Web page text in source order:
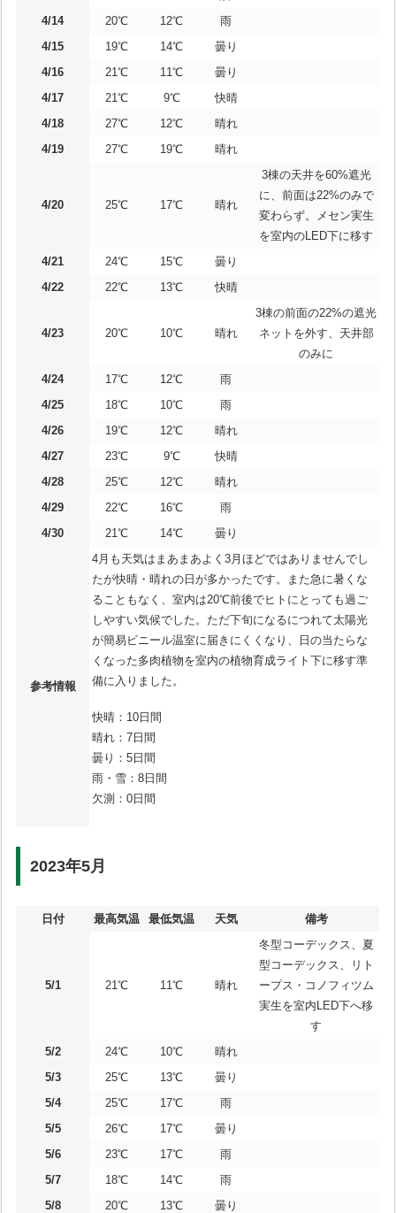
4/14
20℃ 12℃
雨
4/15
19℃ 14℃
曇り
4/16
21℃ 11℃
曇り
4/17
21℃ 9℃
快晴
4/18
27℃ 12℃
晴れ
4/19
27℃ 19℃ 晴れ
4/20 25℃ 17℃ 晴れ
3棟の天井を60%遮光
に、前面は22%のみで
変わらず。メセン実生
を室内のLED下に移す
4/21
24℃ 15℃
曇り
4/22
22℃ 13℃ 快晴
4/23 20℃ 10℃ 晴れ
3棟の前面の22%の遮光
ネットを外す、天井部
のみに
4/24
17℃ 12℃
雨
4/25
18℃ 10℃
雨
4/26
19℃ 12℃
晴れ
4/27
23℃ 9℃
快晴
4/28
25℃ 12℃
晴れ
4/29
22℃ 16℃
雨
4/30
21℃ 14℃ 曇り
参考情報
4月も天気はまあまあよく3月ほどではありませんでし
たが快晴・晴れの日が多かったです。また急に暑くな
ることもなく、室内は20℃前後でヒトにとっても過ご
しやすい気候でした。ただ下旬になるにつれて太陽光
が簡易ビニール温室に届きにくくなり、日の当たらな
くなった多肉植物を室内の植物育成ライト下に移す準
備に入りました。
快晴：10日間
晴れ：7日間
曇り：5日間
雨・雪：8日間
欠測：0日間
2023年5月
日付 最高気温 最低気温 天気 備考
5/1 21℃ 11℃ 晴れ
冬型コーデックス、夏
型コーデックス、リト
ープス・コノフィツム
実生を室内LED下へ移
す
5/2
24℃ 10℃
晴れ
5/3
25℃ 13℃
曇り
5/4
25℃ 17℃
雨
5/5
26℃ 17℃
曇り
5/6
23℃ 17℃
雨
5/7
18℃ 14℃
雨
5/8
20℃ 13℃
曇り